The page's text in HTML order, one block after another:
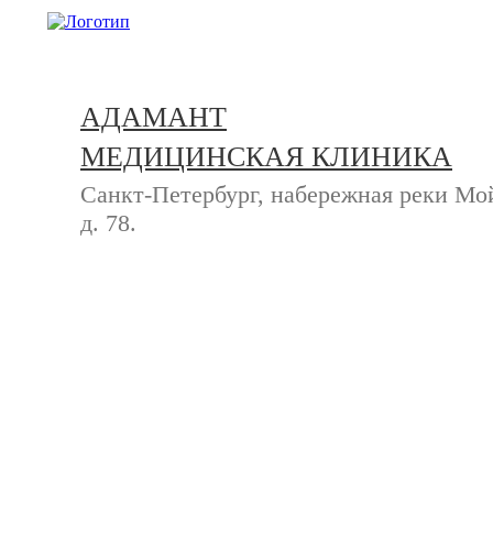
АДАМАНТ
МЕДИЦИНСКАЯ КЛИНИКА
Санкт-Петербург, набережная реки
д. 78.